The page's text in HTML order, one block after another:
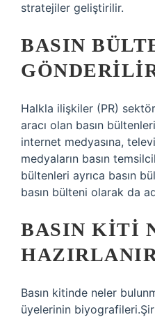
stratejiler geliştirilir.
BASIN
Halkla ilişkiler (PR)
aracı olan basın
internet medyasına,
medyaların basın
bültenleri ayrıca basın
basın bülteni olarak da
BASIN KITI
Basın kitinde neler
üyelerinin